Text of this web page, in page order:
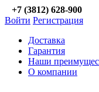
+7 (3812) 628-900
Войти Регистрация
Доставка
Гарантия
Наши
О компании